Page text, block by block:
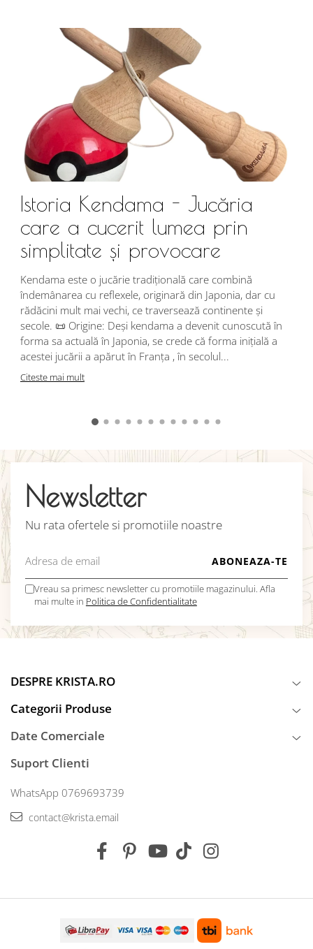
Istoria Kendama - Jucăria
care a cucerit lumea prin
simplitate și provocare
Kendama este o jucărie tradițională care combină
îndemânarea cu reflexele, originară din Japonia, dar cu
rădăcini mult mai vechi, ce traversează continente și
secole. 📜 Origine: Deși kendama a devenit cunoscută în
forma sa actuală în Japonia, se crede că forma inițială a
acestei jucării a apărut în Franța , în secolul...
Citeste mai mult
Newsletter
Nu rata ofertele si promotiile noastre
Vreau sa primesc newsletter cu promotiile magazinului. Afla
mai multe in Politica de Confidentialitate
DESPRE KRISTA.RO
Categorii Produse
Date Comerciale
Suport Clienti
WhatsApp 0769693739
contact@krista.email